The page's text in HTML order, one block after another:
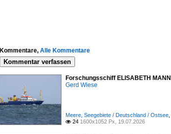
Kommentare, Alle Kommentare
Kommentar verfassen
Forschungsschiff ELISABETH
Gerd Wiese
Meere, Seegebiete / Deutschland / Ostsee
 24 1600x1052 Px, 19.07.2026